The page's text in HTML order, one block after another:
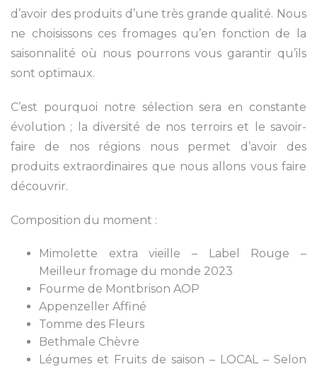
d’avoir des produits d’une très grande qualité. Nous
ne choisissons ces fromages qu’en fonction de la
saisonnalité où nous pourrons vous garantir qu’ils
sont optimaux.
C’est pourquoi notre sélection sera en constante
évolution ; la diversité de nos terroirs et le savoir-
faire de nos régions nous permet d’avoir des
produits extraordinaires que nous allons vous faire
découvrir.
Composition du moment :
Mimolette extra vieille – Label Rouge –
Meilleur fromage du monde 2023
Fourme de Montbrison AOP
Appenzeller Affiné
Tomme des Fleurs
Bethmale Chèvre
Légumes et Fruits de saison – LOCAL – Selon